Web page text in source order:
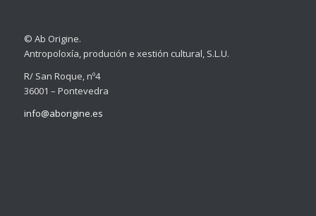
© Ab Origine.
Antropoloxía, produción e xestión cultural, S.L.U.
R/ San Roque, nº4
36001 – Pontevedra
info@aborigine.es